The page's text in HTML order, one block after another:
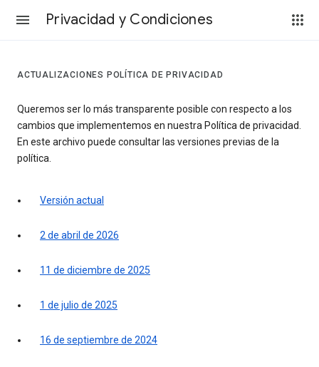
Privacidad y Condiciones
ACTUALIZACIONES POLÍTICA DE PRIVACIDAD
Queremos ser lo más transparente posible con respecto a los
cambios que implementemos en nuestra Política de privacidad.
En este archivo puede consultar las versiones previas de la
política.
Versión actual
2 de abril de 2026
11 de diciembre de 2025
1 de julio de 2025
16 de septiembre de 2024